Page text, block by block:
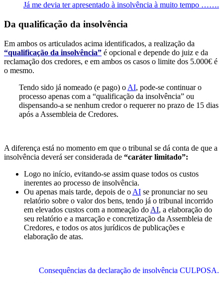
Já me devia ter apresentado à insolvência à muito tempo …….
Da qualificação da insolvência
Em ambos os articulados acima identificados, a realização da
“qualificação da insolvência” é opcional e depende do juiz e da
reclamação dos credores, e em ambos os casos o limite dos 5.000€ é
o mesmo.
Tendo sido já nomeado (e pago) o AI, pode-se continuar o
processo apenas com a “qualificação da insolvência” ou
dispensando-a se nenhum credor o requerer no prazo de 15 dias
após a Assembleia de Credores.
A diferença está no momento em que o tribunal se dá conta de que a
insolvência deverá ser considerada de “caráter limitado”:
Logo no início, evitando-se assim quase todos os custos
inerentes ao processo de insolvência.
Ou apenas mais tarde, depois de o AI se pronunciar no seu
relatório sobre o valor dos bens, tendo já o tribunal incorrido
em elevados custos com a nomeação do AI, a elaboração do
seu relatório e a marcação e concretização da Assembleia de
Credores, e todos os atos jurídicos de publicações e
elaboração de atas.
Consequências da declaração de insolvência CULPOSA.